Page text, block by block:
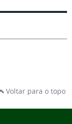
Voltar para o topo